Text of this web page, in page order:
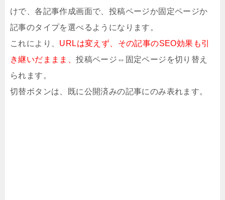
けで、各記事作成画面で、投稿ページか固定ページか
記事のタイプを選べるようになります。
これにより、 URLは変えず、その記事のSEO効果も引
き継いだままま、投稿ページ⇔固定ページを切り替え
られます。
切替ボタンは、既に公開済みの記事にのみ表れます。